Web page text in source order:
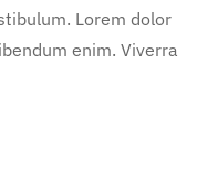
Lorem dolor
enim. Viverra